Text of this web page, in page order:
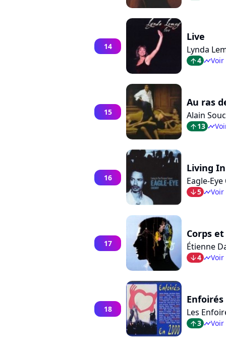
14
Live
Lynda
arrow_top4 timelineVoir
15
Au ras
Alain
arrow_top13 timeline
16
Living
Eagle-
arrow_bot5 timelineVoir
17
Corps
Étienne
arrow_bot4 timelineVoir
18
Enfoirés
Les
arrow_top3 timelineVoir